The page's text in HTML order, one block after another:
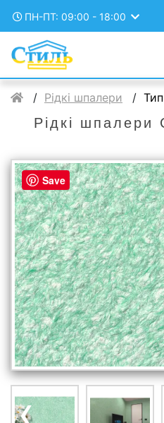
ПН-ПТ: 09:00 - 18:00
Рідкі шпалери
Рідкі шпалери
Save